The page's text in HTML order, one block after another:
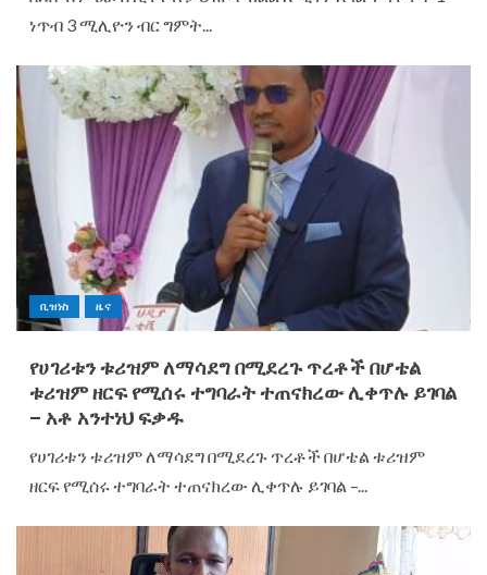
ነጥብ 3 ሚሊዮን ብር ግምት...
ቢዝነስ ዜና
የሀገሪቱን ቱሪዝም ለማሳደግ በሚደረጉ ጥረቶች በሆቴል
ቱሪዝም ዘርፍ የሚሰሩ ተግባራት ተጠናክረው ሊቀጥሉ ይገባል
– አቶ አንተነህ ፍቃዱ
የሀገሪቱን ቱሪዝም ለማሳደግ በሚደረጉ ጥረቶች በሆቴል ቱሪዝም
ዘርፍ የሚሰሩ ተግባራት ተጠናክረው ሊቀጥሉ ይገባል –...